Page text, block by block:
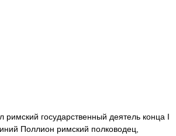
римский государственный деятель конца I
Поллион римский полководец,